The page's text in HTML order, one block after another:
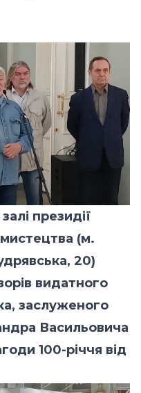
президії
мистецтва (м.
20)
видатного
заслуженого
Васильовича
100-річчя від